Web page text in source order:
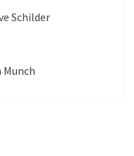
Schilder
Munch